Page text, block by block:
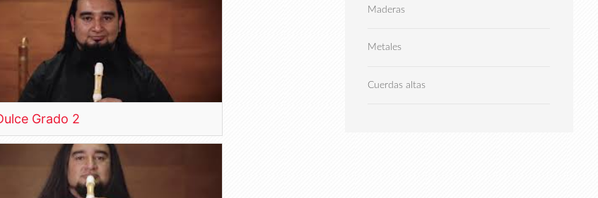
Grado 2
Maderas
Metales
Cuerdas altas